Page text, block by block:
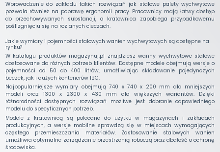
Wprowadzenie do zakładu takich rozwiązań jak stalowe palety wychwytowe
pozwala również na poprawę ergonomii pracy. Pracownicy mają łatwy dostęp
do przechowywanych substancji, a kratownica zapobiega przypadkowemu
poślizgnięciu się na rozlanych cieczach.
Jakie wymiary i pojemności stalowych wanien wychwytowych są dostępne na
rynku?
W katalogu produktów magazynuj.pl znajdziesz wanny wychwytowe stalowe
dostosowane do różnych potrzeb klientów. Dostępne modele obejmują wersje o
pojemności od 50 do 400 litrów, umożliwiając składowanie pojedynczych
beczek, jak i dużych kontenerów IBC.
Najpopularniejsze wymiary obejmują 740 x 740 x 200 mm dla mniejszych
modeli oraz 1300 x 2300 x 430 mm dla większych wariantów. Dzięki
różnorodności dostępnych rozwiązań możliwe jest dobranie odpowiedniego
modelu do specyficznych potrzeb.
Modele z kratownicą są polecane do użytku w magazynach i zakładach
produkcyjnych, a wersje mobilne sprawdzą się w miejscach wymagających
częstego przemieszczania materiałów. Zastosowanie stalowych wanien
umożliwia optymalne zarządzanie przestrzenią roboczą oraz dbałość o ochronę
środowiska.